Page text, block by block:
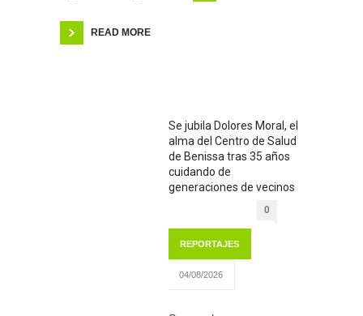
READ MORE
Se jubila Dolores Moral, el
alma del Centro de Salud
de Benissa tras 35 años
cuidando de
generaciones de vecinos
0
REPORTAJES
04/08/2026